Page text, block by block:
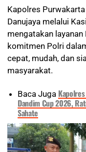
Kapolres
Danujaya melalui
mengatakan
komitmen Polri
cepat, mudah, dan
masyarakat.
Baca Juga
Dandim Cup 2026,
Sahate